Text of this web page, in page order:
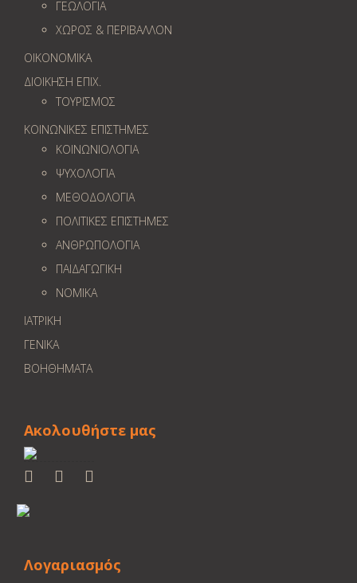
ΓΕΩΛOΓΙΑ
ΧΩΡΟΣ & ΠΕΡΙΒΑΛΛΟΝ
ΟΙΚΟΝΟΜΙΚΑ
ΔΙΟΙΚΗΣΗ ΕΠΙΧ.
ΤΟΥΡΙΣΜΟΣ
ΚΟΙΝΩΝΙΚΕΣ ΕΠΙΣΤΗΜΕΣ
ΚΟΙΝΩΝΙΟΛΟΓΙΑ
ΨΥΧΟΛΟΓΙΑ
ΜΕΘΟΔΟΛΟΓΙΑ
ΠΟΛΙΤΙΚΕΣ ΕΠΙΣΤΗΜΕΣ
ΑΝΘΡΩΠΟΛΟΓΙΑ
ΠΑΙΔΑΓΩΓΙΚΗ
ΝΟΜΙΚΑ
ΙΑΤΡΙΚΗ
ΓΕΝΙΚΑ
ΒΟΗΘΗΜΑΤΑ
Ακολουθήστε μας
Λογαριασμός